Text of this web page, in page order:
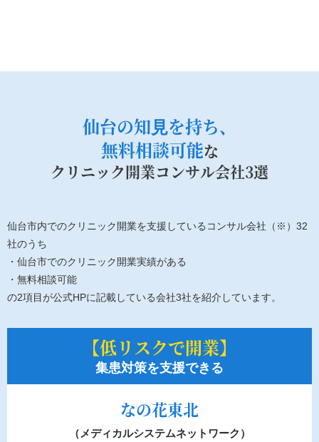
仙台の知⾒を持ち、
無料相談可能な
クリニック開業コンサル会社3選
仙台市内でのクリニック開業を支援しているコンサル会社（※）32
社のうち
・仙台市でのクリニック開業実績がある
・無料相談可能
の2項目が公式HPに記載している会社3社を紹介しています。
【低リスクで開業】
集患対策を支援できる
なの花東北
（メディカルシステムネットワーク）